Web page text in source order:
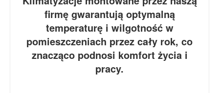
firmę gwarantują optymalną
temperaturę i wilgotność w
pomieszczeniach przez cały rok, co
znacząco podnosi komfort życia i
pracy.